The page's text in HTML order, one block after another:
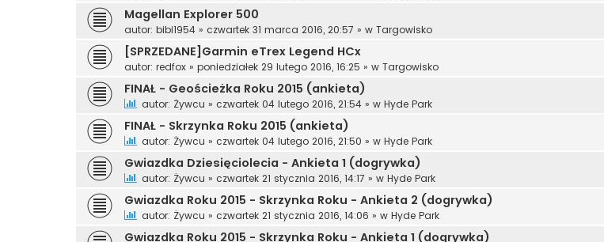
Magellan Explorer 500
autor: bibi1954 » czwartek 31 marca 2016, 20:57 » w Targowisko
[SPRZEDANE]Garmin eTrex Legend HCx
autor: redfox » poniedziałek 29 lutego 2016, 16:25 » w Targowisko
FINAŁ - Geościeżka Roku 2015 (ankieta)
autor: Żywcu » czwartek 04 lutego 2016, 21:54 » w Hyde Park
FINAŁ - Skrzynka Roku 2015 (ankieta)
autor: Żywcu » czwartek 04 lutego 2016, 21:50 » w Hyde Park
Gwiazdka Dziesięciolecia - Ankieta 1 (dogrywka)
autor: Żywcu » czwartek 21 stycznia 2016, 14:17 » w Hyde Park
Gwiazdka Roku 2015 - Skrzynka Roku - Ankieta 2 (dogrywka)
autor: Żywcu » czwartek 21 stycznia 2016, 14:06 » w Hyde Park
Gwiazdka Roku 2015 - Skrzynka Roku - Ankieta 1 (dogrywka)